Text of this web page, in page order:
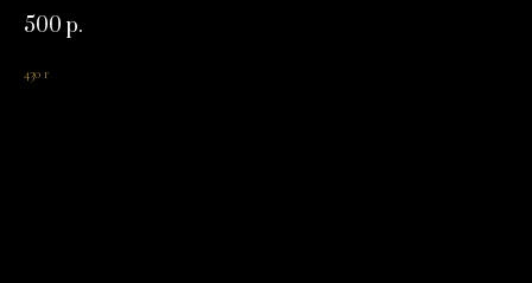
500 р.
430 г